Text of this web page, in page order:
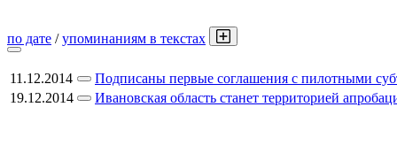
по дате /упоминаниям в текстах
11.12.2014
Подписаны первые соглашения с пилотными
19.12.2014
Ивановская область станет территорией